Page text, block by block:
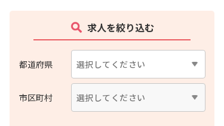
求人を絞り込む
都道府県
市区町村